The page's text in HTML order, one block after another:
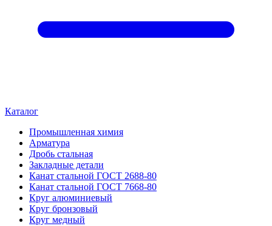
Каталог
Промышленная химия
Арматура
Дробь стальная
Закладные детали
Канат стальной ГОСТ 2688-80
Канат стальной ГОСТ 7668-80
Круг алюминиевый
Круг бронзовый
Круг медный